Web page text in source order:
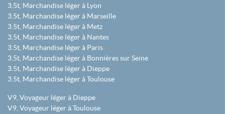
3.5t, Marchandise léger à Lyon
3.5t, Marchandise léger à Marseille
3.5t, Marchandise léger à Metz
3.5t, Marchandise léger à Nantes
3.5t, Marchandise léger à Paris
3.5t, Marchandise léger à Bonnières sur Seine
3.5t, Marchandise léger à Dieppe
3.5t, Marchandise léger à Toulouse
V9, Voyageur léger à Dieppe
V9, Voyageur léger à Toulouse